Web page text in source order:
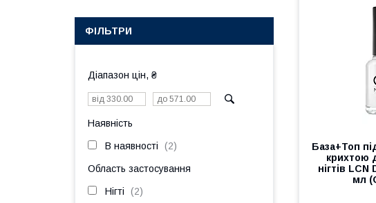
База+Топ
крихтою
нігтів
мл
ФІЛЬТРИ
Діапазон цін, ₴
Наявність
В наявності 2
Область застосування
Нігті 2